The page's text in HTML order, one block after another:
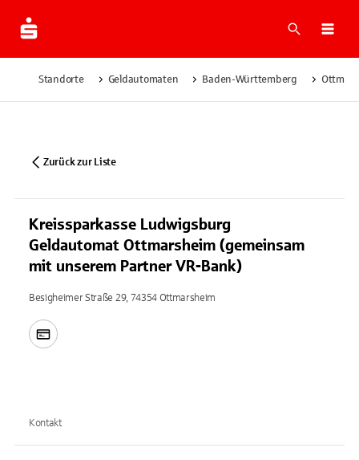
Suche
Standorte Geldautomaten Baden-Württemberg
Zurück zur Liste
Kreissparkasse Ludwigsburg
Geldautomat Ottmarsheim (gemeinsam
mit unserem Partner VR-Bank)
Besigheimer Straße 29, 74354 Ottmarsheim
Kontakt